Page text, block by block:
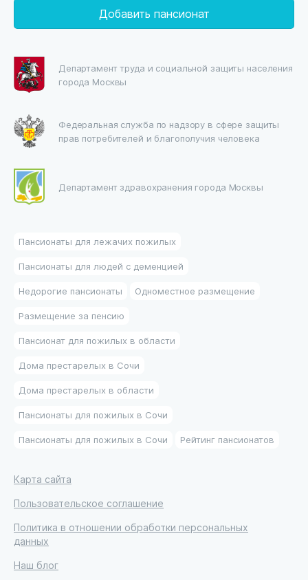
Добавить пансионат
Департамент труда и социальной защиты населения
города Москвы
Федеральная служба по надзору в сфере защиты
прав потребителей и благополучия человека
Департамент здравохранения города Москвы
Пансионаты для лежачих пожилых
Пансионаты для людей с деменцией
Недорогие пансионаты Одноместное размещение
Размещение за пенсию
Пансионат для пожилых в области
Дома престарелых в Сочи
Дома престарелых в области
Пансионаты для пожилых в Сочи
Пансионаты для пожилых в Сочи Рейтинг пансионатов
Карта сайта
Пользовательское соглашение
Политика в отношении обработки персональных
данных
Наш блог